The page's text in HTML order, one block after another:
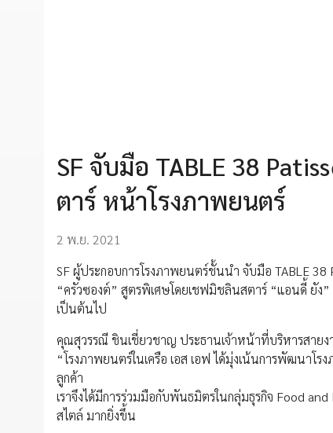
SF จับมือ TABLE 38
ตาร์ หน้าโรงภาพยนตร์
2 พ.ย. 2021
SF ผู้ประกอบการโรงภาพยนตร์ชั้นนำ จับมือ TABLE 38
“ครัวซองต์” สูตรพิเศษโดยเชฟมิชลินสตาร์ “แอนดี้ ยัง
เป็นต้นไป
คุณสุวรรณี ชินเชี่ยวชาญ ประธานเจ้าหน้าที่บริหารสาย
“โรงภาพยนตร์ในเครือ เอส เอฟ ได้มุ่งเน้นการพัฒนา
ลูกค้า
เราจึงได้มีการร่วมมือกับพันธมิตรในกลุ่มธุรกิจ Food
สไตล์ มากยิ่งขึ้น